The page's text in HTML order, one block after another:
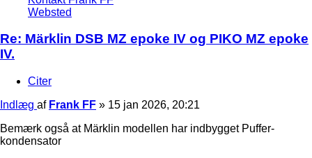
Websted
Re: Märklin DSB MZ epoke IV og PIKO MZ epoke
IV.
Citer
Indlæg af Frank FF » 15 jan 2026, 20:21
Bemærk også at Märklin modellen har indbygget Puffer-
kondensator